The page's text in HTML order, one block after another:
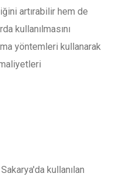
artırabilir hem de
kullanılmasını
yöntemleri kullanarak
kullanılan